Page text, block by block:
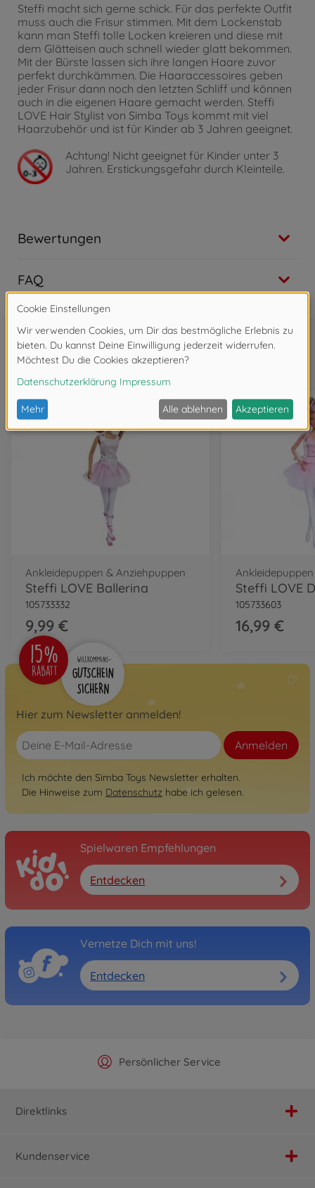
Steffi macht sich gerne schick. Für das perfekte Outfit
muss auch die Frisur stimmen. Mit dem Lockenstab
kann man Steffi tolle Locken kreieren und diese mit
dem Glätteisen auch schnell wieder glatt bekommen.
Mit der Bürste lassen sich ihre langen Haare zuvor
perfekt durchkämmen. Die Haaraccessoires geben
jeder Frisur dann noch den letzten Schliff und können
auch in die eigenen Haare gemacht werden. Steffi
LOVE Hair Stylist von Simba Toys kommt mit viel
Haarzubehör und ist für Kinder ab 3 Jahren geeignet.
Achtung! Nicht geeignet für Kinder unter 3
Jahren. Erstickungsgefahr durch Kleinteile.
Bewertungen
FAQ
Wird oft zusammen gekauft
Ankleidepuppen & Anziehpuppen
Steffi LOVE Ballerina
105733332
9,99 €
105733603
16,99 €
Hier zum Newsletter anmelden!
Anmelden
Ich möchte den Simba Toys Newsletter erhalten.
Die Hinweise zum Datenschutz habe ich gelesen.
Spielwaren Empfehlungen
Entdecken
Vernetze Dich mit uns!
Entdecken
Offizieller Hersteller Shop
Persönlicher Service
Versandkostenfrei ab 25€
Schnelle Lieferung
Direktlinks
Kundenservice